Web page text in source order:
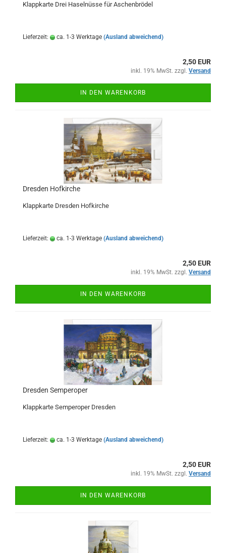
Klappkarte Drei Haselnüsse für Aschenbrödel
Lieferzeit: ca. 1-3 Werktage (Ausland abweichend)
2,50 EUR
inkl. 19% MwSt. zzgl. Versand
IN DEN WARENKORB
Dresden Hofkirche
Klappkarte Dresden Hofkirche
Lieferzeit: ca. 1-3 Werktage (Ausland abweichend)
2,50 EUR
inkl. 19% MwSt. zzgl. Versand
IN DEN WARENKORB
Dresden Semperoper
Klappkarte Semperoper Dresden
Lieferzeit: ca. 1-3 Werktage (Ausland abweichend)
2,50 EUR
inkl. 19% MwSt. zzgl. Versand
IN DEN WARENKORB